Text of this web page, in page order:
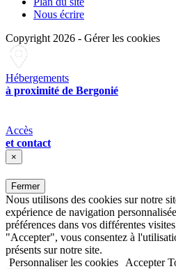
Nous écrire
Copyright 2026 - Gérer les cookies
Hébergements
à proximité de Bergonié
Accès
et contact
×
Fermer
Nous utilisons des cookies sur notre
expérience de navigation
préférences dans vos différentes
"Accepter", vous consentez à
présents sur notre site.
Personnaliser les cookies
Accepter